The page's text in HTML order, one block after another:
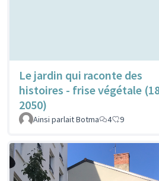
Le jardin qui raconte des
histoires - frise végétale
2050)
Ainsi parlait Botma 4 9